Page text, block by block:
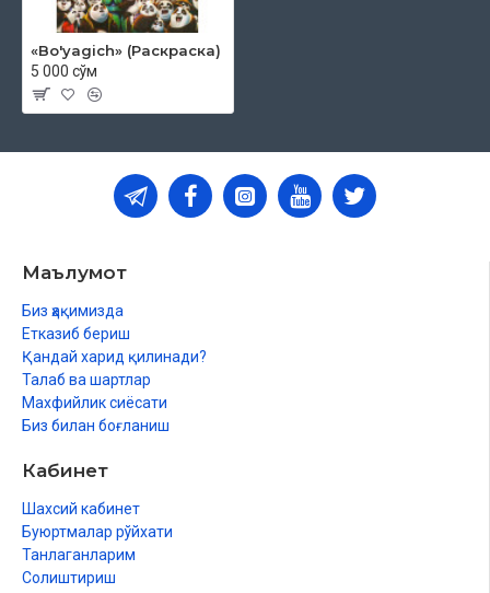
«Bo'yagich» (Раскраска)
5 000 сўм
Маълумот
Биз ҳақимизда
Етказиб бериш
Қандай харид қилинади?
Талаб ва шартлар
Махфийлик сиёсати
Биз билан боғланиш
Кабинет
Шахсий кабинет
Буюртмалар рўйхати
Танлаганларим
Солиштириш